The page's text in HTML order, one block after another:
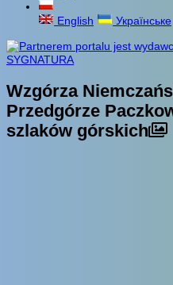
English Українське
Wzgórza
Przedgórze
szlaków górskich